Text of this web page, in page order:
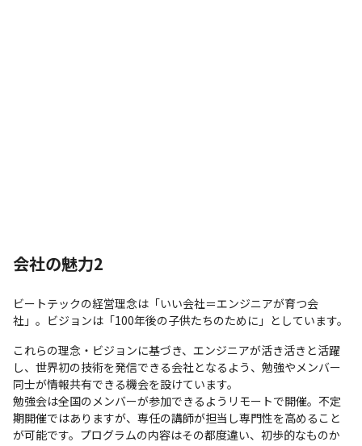
会社の魅力2
ビートテックの経営理念は「いい会社＝エンジニアが育つ会
社」。ビジョンは「100年後の子供たちのために」としています。
これらの理念・ビジョンに基づき、エンジニアが活き活きと活躍
し、世界初の技術を発信できる会社となるよう、勉強やメンバー
同士が情報共有できる機会を設けています。
勉強会は全国のメンバーが参加できるようリモートで開催。不定
期開催ではありますが、専任の講師が担当し専門性を高めること
が可能です。プログラムの内容はその都度違い、初歩的なものか